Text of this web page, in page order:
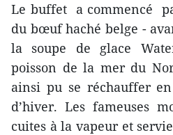
Le buffet a commencé
du bœuf haché belge -
la soupe de glace
poisson de la mer du
ainsi pu se réchauffer
d’hiver. Les fameuses
cuites à la vapeur et